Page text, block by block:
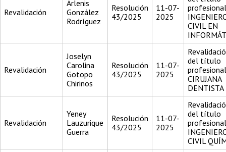
Revalidación
Arlenis
González
Rodríguez
Resolución
43/2025
11-07-
2025
CIVIL EN
Revalidación
Joselyn
Carolina
Gotopo
Chirinos
Resolución
43/2025
11-07-
2025
del título
CIRUJANA
DENTISTA
Revalidación
Yeney
Lauzurique
Guerra
Resolución
43/2025
11-07-
2025
del título
CIVIL